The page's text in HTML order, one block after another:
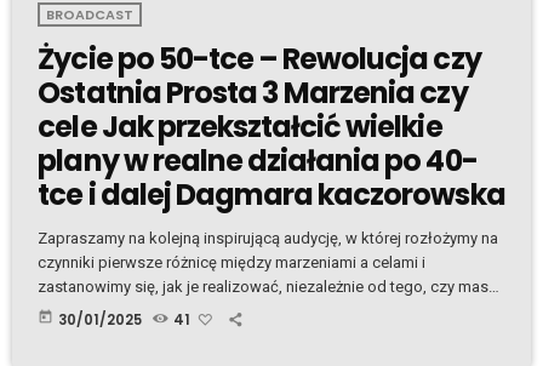
BROADCAST
Życie po 50-tce – Rewolucja czy
Ostatnia Prosta 3 Marzenia czy
cele Jak przekształcić wielkie
plany w realne działania po 40-
tce i dalej Dagmara kaczorowska
Zapraszamy na kolejną inspirującą audycję, w której rozłożymy na
czynniki pierwsze różnicę między marzeniami a celami i
zastanowimy się, jak je realizować, niezależnie od tego, czy masz
40, 50, 60 lat... czy więcej! Porozmawiamy o tym, co nas motywuje
today 30/01/2025 41